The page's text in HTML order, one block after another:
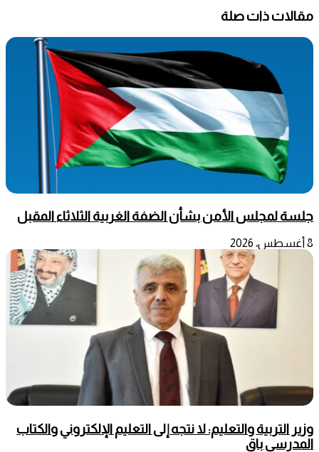
مقالات ذات صلة
جلسة لمجلس الأمن بشأن الضفة الغربية الثلاثاء المقبل
8 أغسطس، 2026
وزير التربية والتعليم: لا نتجه إلى التعليم الإلكتروني والكتاب
المدرسي باقٍ